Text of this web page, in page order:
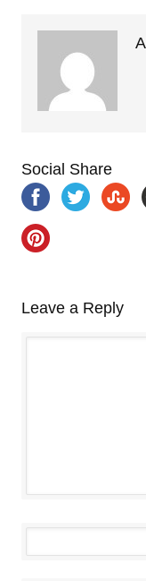
Social Share
Leave a Reply